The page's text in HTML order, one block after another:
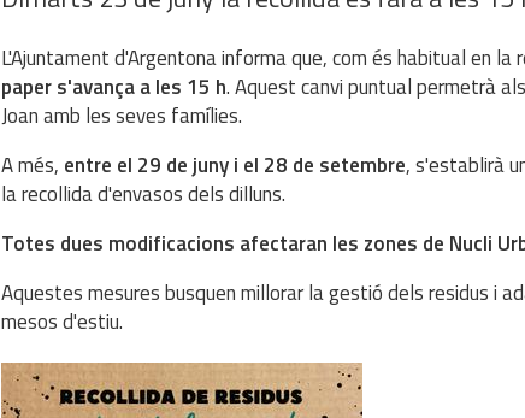
L'Ajuntament d'Argentona informa que, com és habitual en la
paper s'avança a les 15 h. Aquest canvi puntual permetrà
Joan amb les seves famílies.
A més, entre el 29 de juny i el 28 de setembre, s'establirà
la recollida d'envasos dels dilluns.
Totes dues modificacions afectaran les zones de Nucli
Aquestes mesures busquen millorar la gestió dels residus i
mesos d'estiu.